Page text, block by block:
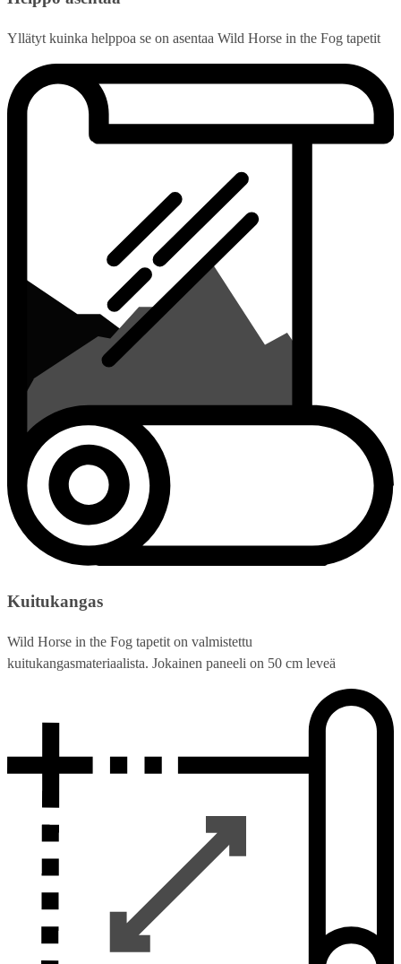
Yllätyt kuinka helppoa se on asentaa Wild Horse in the Fog tapetit
Kuitukangas
Wild Horse in the Fog tapetit on valmistettu
kuitukangasmateriaalista. Jokainen paneeli on 50 cm leveä